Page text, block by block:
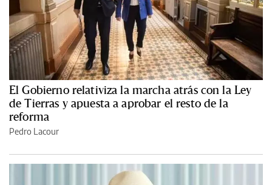
El Gobierno relativiza la marcha atrás con la Ley
de Tierras y apuesta a aprobar el resto de la
reforma
Pedro Lacour